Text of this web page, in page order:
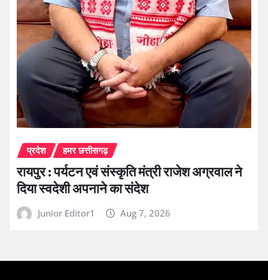
प्रदेश हमर छत्तीसगढ़
रायपुर : पर्यटन एवं संस्कृति मंत्री राजेश अग्रवाल ने
दिया स्वदेशी अपनाने का संदेश
Junior Editor1 Aug 7, 2026